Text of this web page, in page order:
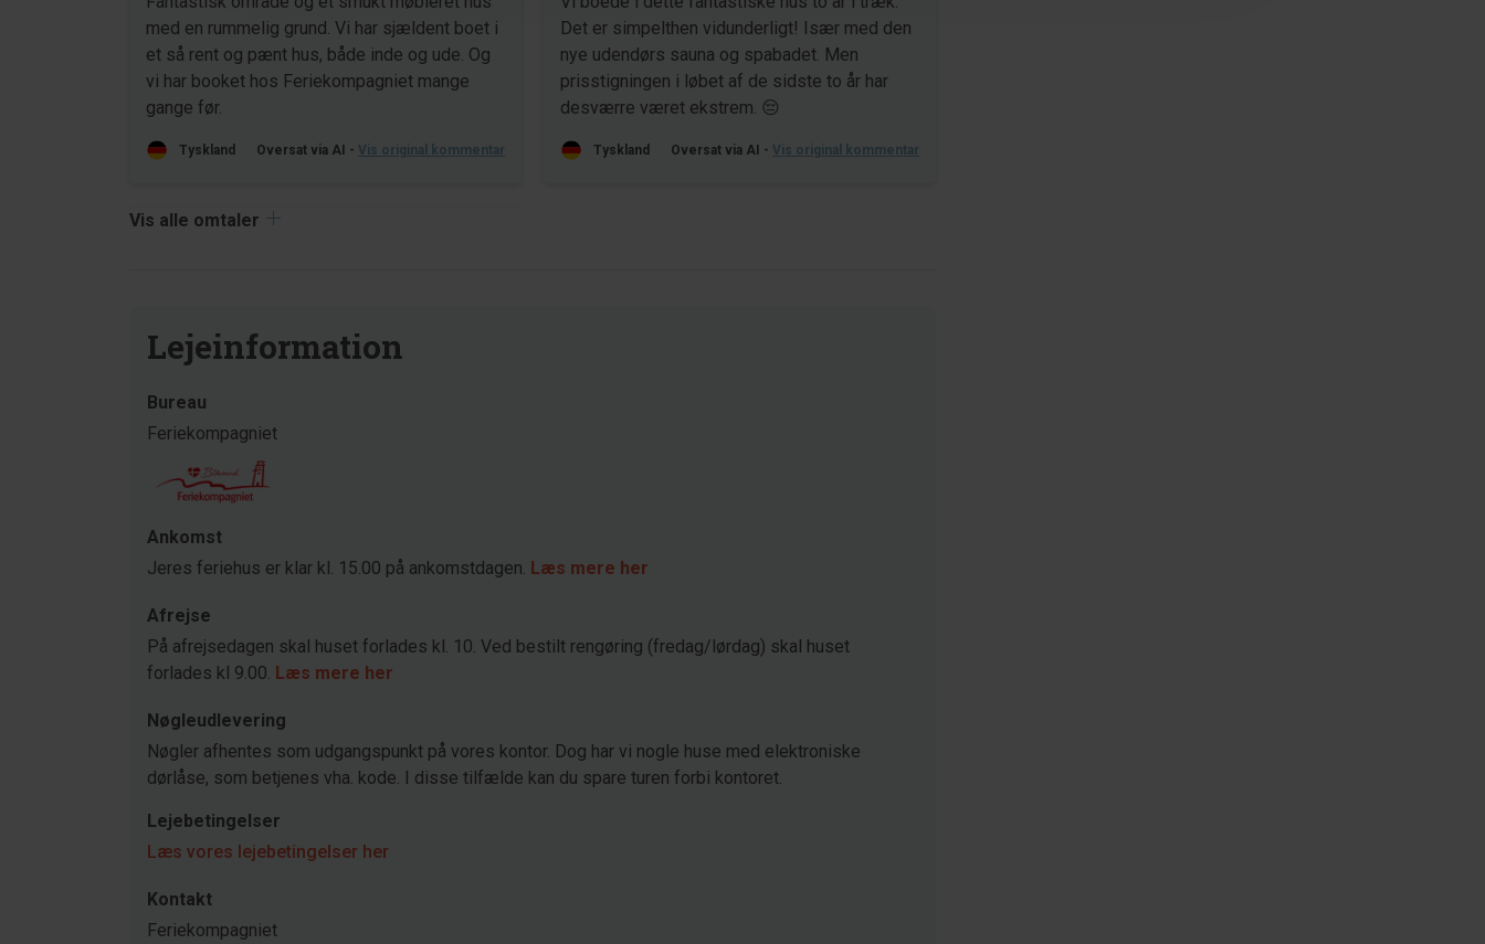
med en rummelig grund. Vi har sjældent boet i
et så rent og pænt hus, både inde og ude. Og
vi har booket hos Feriekompagniet mange
gange før.
Tyskland Oversat via AI - Vis original kommentar
Det er simpelthen vidunderligt! Især med den
nye udendørs sauna og spabadet. Men
prisstigningen i løbet af de sidste to år har
desværre været ekstrem. 😔
Tyskland Oversat via AI - Vis original kommentar
Vis alle omtaler
Lejeinformation
Bureau
Feriekompagniet
Ankomst
Jeres feriehus er klar kl. 15.00 på ankomstdagen. Læs mere her
Afrejse
På afrejsedagen skal huset forlades kl. 10. Ved bestilt rengøring (fredag/lørdag) skal huset
forlades kl 9.00. Læs mere her
Nøgleudlevering
Nøgler afhentes som udgangspunkt på vores kontor. Dog har vi nogle huse med elektroniske
dørlåse, som betjenes vha. kode. I disse tilfælde kan du spare turen forbi kontoret.
Lejebetingelser
Læs vores lejebetingelser her
Kontakt
Feriekompagniet